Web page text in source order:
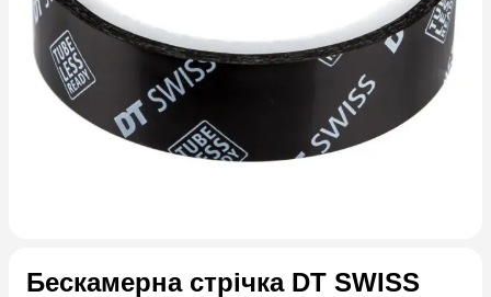
Бескамерна стрічка DT SWISS